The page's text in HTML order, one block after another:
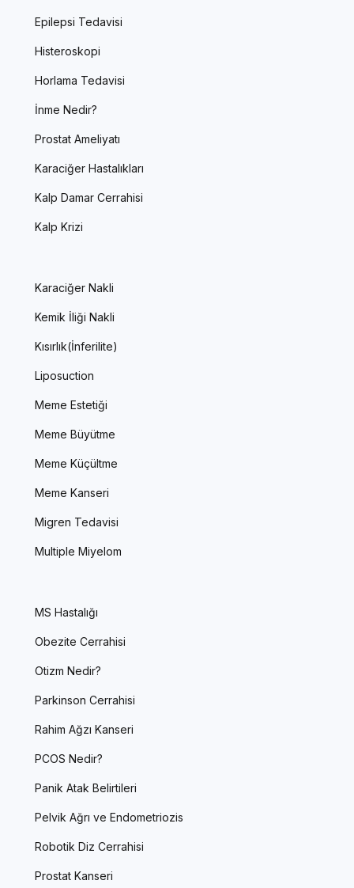
Epilepsi Tedavisi
Histeroskopi
Horlama Tedavisi
İnme Nedir?
Prostat Ameliyatı
Karaciğer Hastalıkları
Kalp Damar Cerrahisi
Kalp Krizi
Karaciğer Nakli
Kemik İliği Nakli
Kısırlık(İnferilite)
Liposuction
Meme Estetiği
Meme Büyütme
Meme Küçültme
Meme Kanseri
Migren Tedavisi
Multiple Miyelom
MS Hastalığı
Obezite Cerrahisi
Otizm Nedir?
Parkinson Cerrahisi
Rahim Ağzı Kanseri
PCOS Nedir?
Panik Atak Belirtileri
Pelvik Ağrı ve Endometriozis
Robotik Diz Cerrahisi
Prostat Kanseri